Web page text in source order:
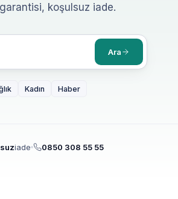
koşulsuz iade.
Ara
Kadın Haber
iade 0850 308 55 55